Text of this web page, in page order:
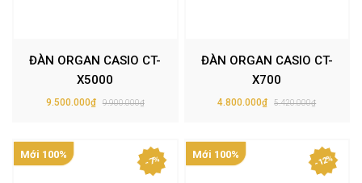
ĐÀN ORGAN CASIO CT-
X5000
9.500.000₫ 9.900.000₫
ĐÀN ORGAN CASIO CT-
X700
4.800.000₫ 5.420.000₫
- 7%
Mới 100% - 12%
Mới 100%